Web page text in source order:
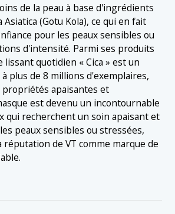
de la peau à base d'ingrédients
Asiatica (Gotu Kola), ce qui en fait
pour les peaux sensibles ou
d'intensité. Parmi ses produits
lissant quotidien « Cica » est un
plus de 8 millions d'exemplaires,
apaisantes et
est devenu un incontournable
qui recherchent un soin apaisant et
peaux sensibles ou stressées,
de VT comme marque de